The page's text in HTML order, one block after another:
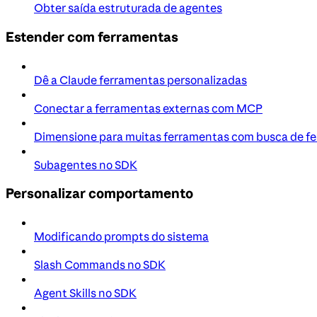
Obter saída estruturada de agentes
Estender com ferramentas
Dê a Claude ferramentas personalizadas
Conectar a ferramentas externas com MCP
Dimensione para muitas ferramentas com busca de
Subagentes no SDK
Personalizar comportamento
Modificando prompts do sistema
Slash Commands no SDK
Agent Skills no SDK